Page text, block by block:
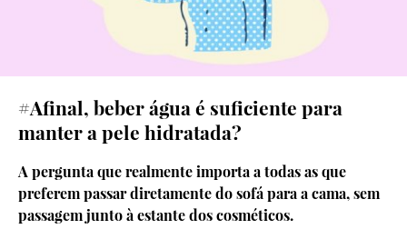
© GRAFISMO: SARA MARQUES/© getty images
#Afinal, beber água é suficiente para
manter a pele hidratada?
A pergunta que realmente importa a todas as que
preferem passar diretamente do sofá para a cama, sem
passagem junto à estante dos cosméticos.